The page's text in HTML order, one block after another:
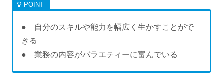
● 自分のスキルや能力を幅広く生かすことがで
きる
● 業務の内容がバラエティーに富んでいる